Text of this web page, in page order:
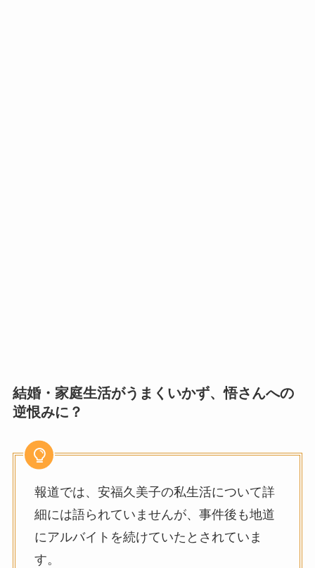
結婚・家庭生活がうまくいかず、悟さんへの
逆恨みに？
報道では、安福久美子の私生活について詳
細には語られていませんが、事件後も地道
にアルバイトを続けていたとされていま
す。